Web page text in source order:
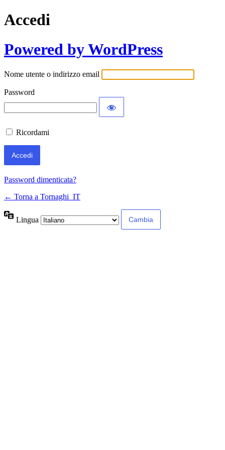
Accedi
Powered by WordPress
Nome utente o indirizzo email
Password
Ricordami
Password dimenticata?
← Torna a Tornaghi_IT
Lingua